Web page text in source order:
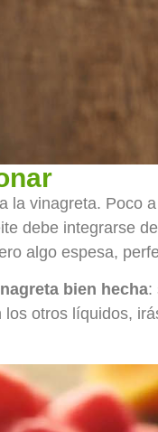
la vinagreta. Poco
debe integrarse
algo espesa,
bien hecha:
otros líquidos,